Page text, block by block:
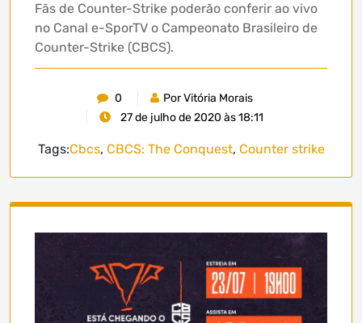
Fãs de Counter-Strike poderão conferir ao vivo
no Canal e-SporTV o Campeonato Brasileiro de
Counter-Strike (CBCS).
0
Por Vitória Morais
27 de julho de 2020 às 18:11
Tags:Cbcs, CBCS: The Conquest, Counter strike